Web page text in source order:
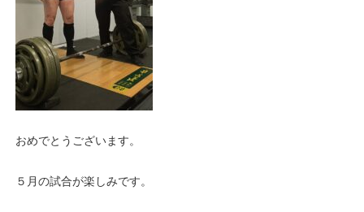
おめでとうございます。
５月の試合が楽しみです。